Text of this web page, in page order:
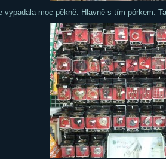
vypadala moc pěkně. Hlavně s tím pórkem.